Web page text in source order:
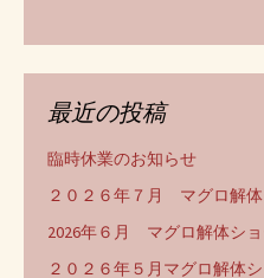
最近の投稿
臨時休業のお知らせ
２０２６年７月 マグロ解
2026年６月 マグロ解体シ
２０２６年５月マグロ解体